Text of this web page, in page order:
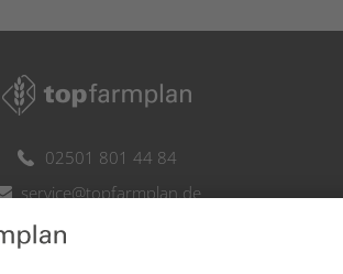
02501 801 44 84
service@topfarmplan.de